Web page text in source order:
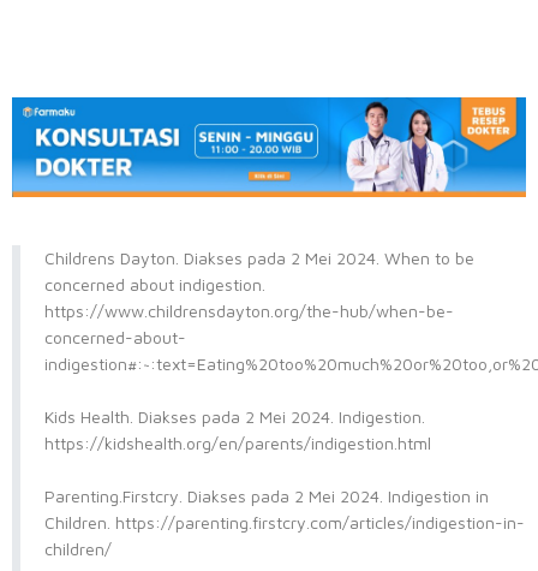
Childrens Dayton. Diakses pada 2 Mei 2024. When to be
concerned about indigestion.
https://www.childrensdayton.org/the-hub/when-be-
concerned-about-
Kids Health. Diakses pada 2 Mei 2024. Indigestion.
https://kidshealth.org/en/parents/indigestion.html
Parenting.Firstcry. Diakses pada 2 Mei 2024. Indigestion in
Children. https://parenting.firstcry.com/articles/indigestion-in-
children/